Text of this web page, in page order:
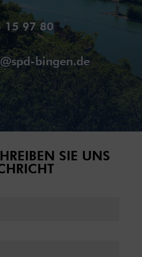
15 97 80
bingen.de
SIE UNS